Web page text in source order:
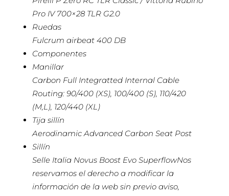
Pro IV 700×28 TLR G2.0
Ruedas
Fulcrum airbeat 400 DB
Componentes
Manillar
Carbon Full Integratted Internal Cable
Routing: 90/400 (XS), 100/400 (S), 110/420
(M,L), 120/440 (XL)
Tija sillín
Aerodinamic Advanced Carbon Seat Post
Sillín
Selle Italia Novus Boost Evo SuperflowNos
reservamos el derecho a modificar la
información de la web sin previo aviso,